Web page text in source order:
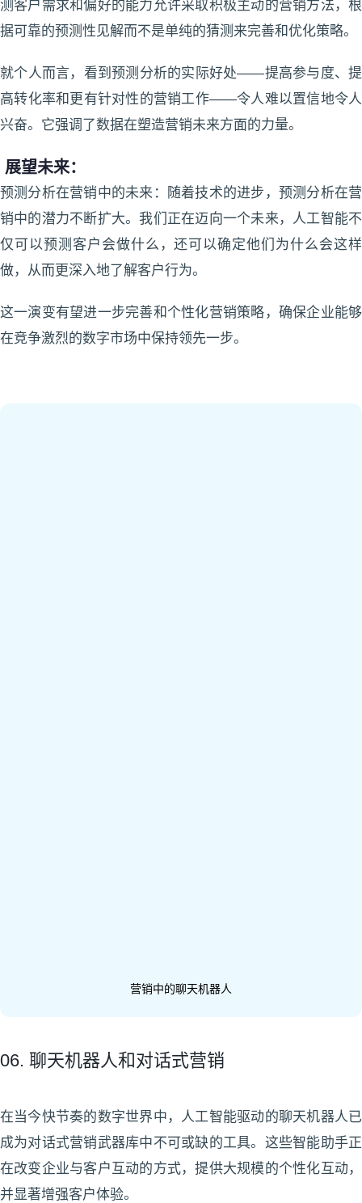
测客户需求和偏好的能力允许采取积极主动的营销方法，根
据可靠的预测性见解而不是单纯的猜测来完善和优化策略。
就个人而言，看到预测分析的实际好处——提高参与度、提
高转化率和更有针对性的营销工作——令人难以置信地令人
兴奋。它强调了数据在塑造营销未来方面的力量。
展望未来：
预测分析在营销中的未来：随着技术的进步，预测分析在营
销中的潜力不断扩大。我们正在迈向一个未来，人工智能不
仅可以预测客户会做什么，还可以确定他们为什么会这样
做，从而更深入地了解客户行为。
这一演变有望进一步完善和个性化营销策略，确保企业能够
在竞争激烈的数字市场中保持领先一步。
营销中的聊天机器人
06. 聊天机器人和对话式营销
在当今快节奏的数字世界中，人工智能驱动的聊天机器人已
成为对话式营销武器库中不可或缺的工具。这些智能助手正
在改变企业与客户互动的方式，提供大规模的个性化互动，
并显著增强客户体验。